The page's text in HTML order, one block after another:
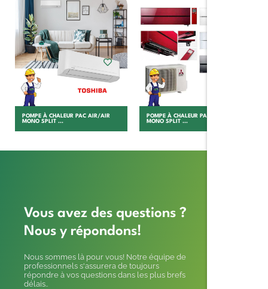
Choisir
POMPE À CHALEUR PAC AIR/AIR
MONO SPLIT ...
Choisir
POMPE À CHALEUR PAC AIR/AIR
MONO SPLIT ...
Vous avez des questions ?
Nous y répondons!
Nous sommes là pour vous! Notre équipe de
professionnels s'assurera de toujours
répondre à vos questions dans les plus brefs
délais..